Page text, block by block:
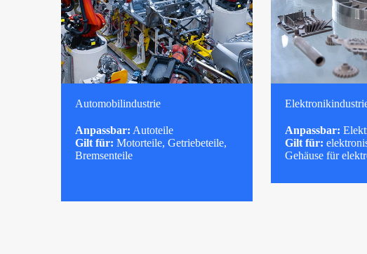
Automobilindustrie
Anpassbar: Autoteile
Gilt für: Motorteile, Getriebeteile,
Bremsenteile
Anpassbar:
Gilt für:
Gehäuse für